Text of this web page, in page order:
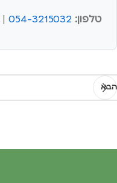
טלפון: 054-3215032
|
הבא